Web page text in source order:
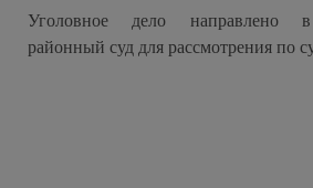
Уголовное дело направлено
районный суд для рассмотрения по